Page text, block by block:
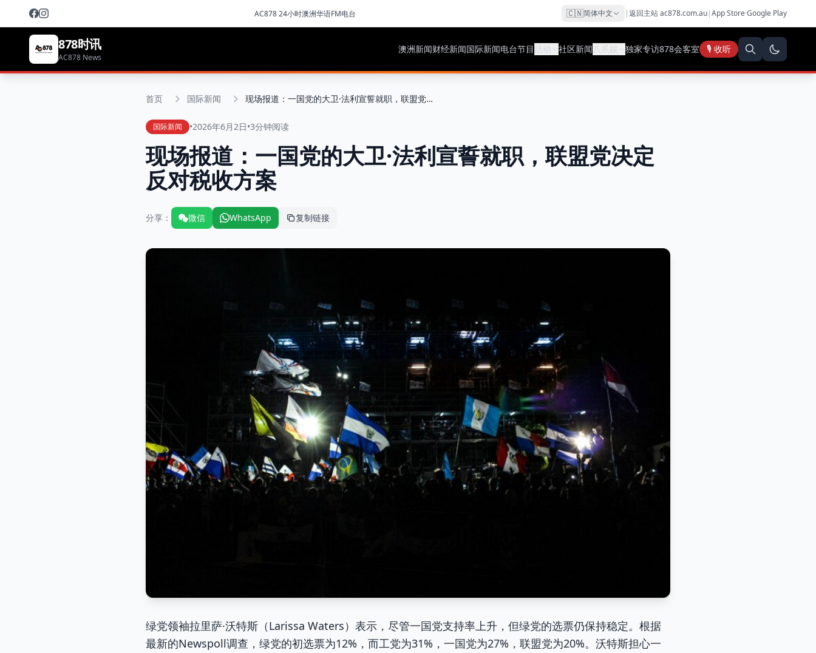
AC878 24小时澳洲华语FM电台 🇨🇳简体中文 |返回主站 ac878.com.au|App Store·Google Play
878时讯
AC878 News
澳洲新闻财经新闻国际新闻电台节目 活动 社区新闻八爪娱 独家专访878会客室 🎙️ 收听
首页 国际新闻 现场报道：一国党的大卫·法利宣誓就职，联盟党决定反对税收方案
国际新闻 •2026年6月2日•3分钟阅读
现场报道：一国党的大卫·法利宣誓就职，联盟党决定
反对税收方案
分享： 微信 WhatsApp 复制链接
绿党领袖拉里萨·沃特斯（Larissa Waters）表示，尽管一国党支持率上升，但绿党的选票仍保持稳定。根据
最新的Newspoll调查，绿党的初选票为12%，而工党为31%，一国党为27%，联盟党为20%。沃特斯担心一